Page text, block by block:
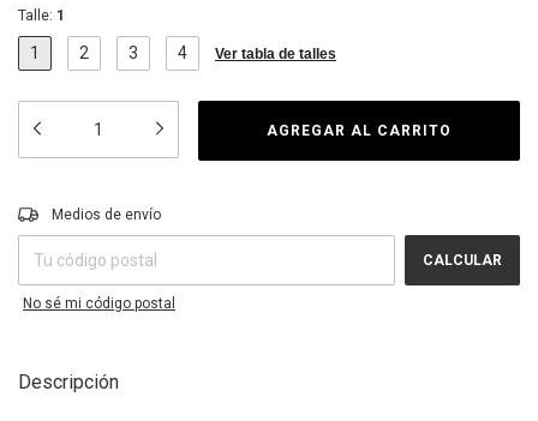
Talle: 1
1 2 3 4 Ver tabla de talles
Entregas para el CP:
Medios de envío
CALCULAR
No sé mi código postal
Descripción